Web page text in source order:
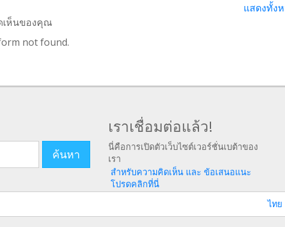
แสดงทั้ง
เห็นของคุณ
not found.
เราเชื่อมต่อแล้ว!
นี่คือการเปิดตัวเว็บไซต์เวอร์ชั่นเบต้าของ
เรา
สำหรับความคิดเห็น และ ข้อเสนอแนะ
โปรดคลิกที่นี่
ไทย